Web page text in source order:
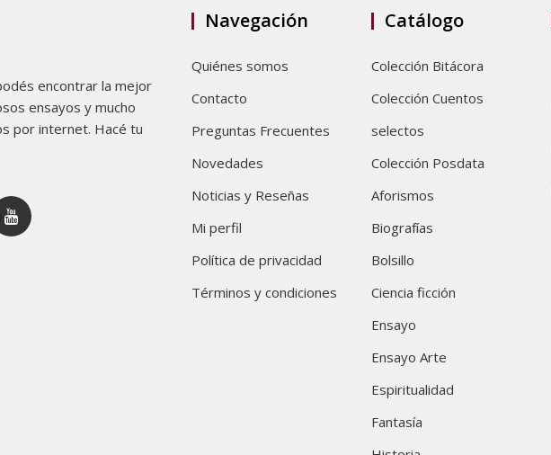
encontrar la mejor
ensayos y mucho
por internet. Hacé tu
Navegación
Quiénes somos
Contacto
Preguntas Frecuentes
Novedades
Noticias y Reseñas
Mi perfil
Política de privacidad
Términos y condiciones
Catálogo
Colección Bitácora
Colección Cuentos
selectos
Colección Posdata
Aforismos
Biografías
Bolsillo
Ciencia ficción
Ensayo
Ensayo Arte
Espiritualidad
Fantasía